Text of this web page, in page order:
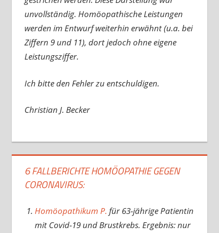
unvollständig. Homöopathische Leistungen
werden im Entwurf weiterhin erwähnt (u.a. bei
Ziffern 9 und 11), dort jedoch ohne eigene
Leistungsziffer.
Ich bitte den Fehler zu entschuldigen.
Christian J. Becker
6 FALLBERICHTE HOMÖOPATHIE GEGEN
CORONAVIRUS:
Homöopathikum P. für 63-jährige Patientin
mit Covid-19 und Brustkrebs. Ergebnis: nur